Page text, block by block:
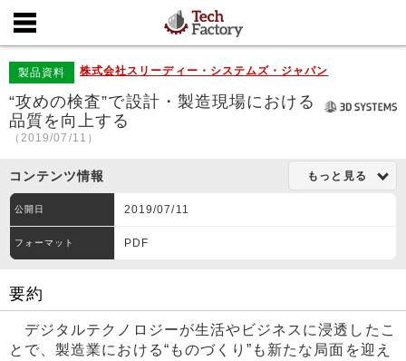
製品資料 株式会社スリーディー・システムズ・ジャパン
“攻めの検査”で設計・製造現場における
品質を向上する
（2019/07/11）
コンテンツ情報 もっと見る
公開日 2019/07/11
フォーマット PDF
要約
デジタルテクノロジーが生活やビジネスに浸透したこ
とで、製造業における“ものづくり”も新たな局面を迎え